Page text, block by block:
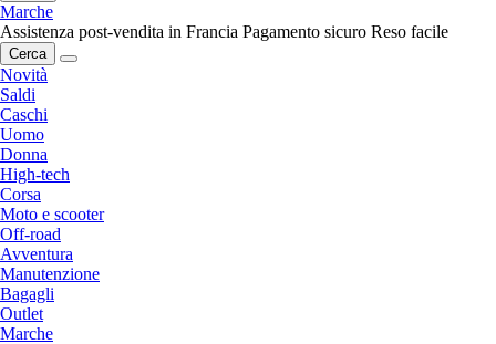
Marche
Assistenza post-vendita in Francia Pagamento sicuro Reso facile
Cerca
Novità
Saldi
Caschi
Uomo
Donna
High-tech
Corsa
Moto e scooter
Off-road
Avventura
Manutenzione
Bagagli
Outlet
Marche